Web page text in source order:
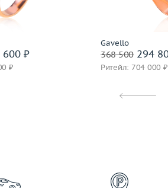
₽
₽
Gavello
368 500294
Ритейл: 704 000 ₽